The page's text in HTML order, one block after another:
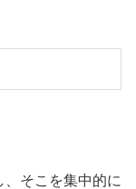
そこを集中的に